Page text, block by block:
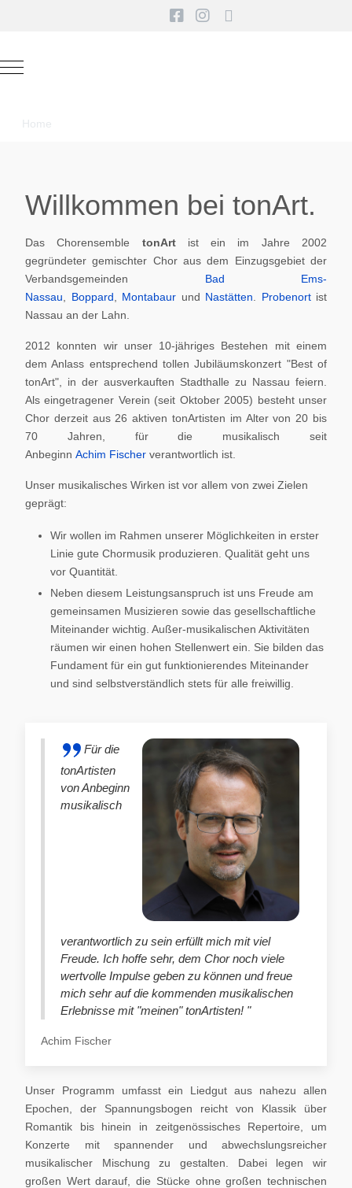
Mobile Menu Toggle
Home
Willkommen bei tonArt.
Das Chorensemble tonArt ist ein im Jahre 2002
gegründeter gemischter Chor aus dem Einzugsgebiet der
Verbandsgemeinden Bad Ems-
Nassau
Boppard Montabaur und Nastätten Probenortist
Nassau an der Lahn.
2012 konnten wir unser 10-jähriges Bestehen mit einem
dem Anlass entsprechend tollen Jubiläumskonzert "Best of
tonArt", in der ausverkauften Stadthalle zu Nassau feiern.
Als eingetragener Verein (seit Oktober 2005) besteht unser
Chor derzeit aus 26 aktiven tonArtisten im Alter von 20 bis
70 Jahren, für die musikalisch seit
Anbeginn Achim Fischer verantwortlich ist.
Unser musikalisches Wirken ist vor allem von zwei Zielen
geprägt:
Wir wollen im Rahmen unserer Möglichkeiten in erster
Linie gute Chormusik produzieren. Qualität geht uns
vor Quantität.
Neben diesem Leistungsanspruch ist uns Freude am
gemeinsamen Musizieren sowie das gesellschaftliche
Miteinander wichtig. Außer-musikalischen Aktivitäten
räumen wir einen hohen Stellenwert ein. Sie bilden das
Fundament für ein gut funktionierendes Miteinander
und sind selbstverständlich stets für alle freiwillig.
Für die
tonArtisten
von Anbeginn
musikalisch
verantwortlich zu sein erfüllt mich mit viel
Freude. Ich hoffe sehr, dem Chor noch viele
wertvolle Impulse geben zu können und freue
mich sehr auf die kommenden musikalischen
Erlebnisse mit "meinen" tonArtisten! "
Achim Fischer
Unser Programm umfasst ein Liedgut aus nahezu allen
Epochen, der Spannungsbogen reicht von Klassik über
Romantik bis hinein in zeitgenössisches Repertoire, um
Konzerte mit spannender und abwechslungsreicher
musikalischer Mischung zu gestalten. Dabei legen wir
großen Wert darauf, die Stücke ohne großen technischen